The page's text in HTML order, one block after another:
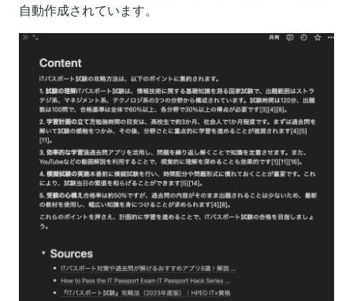
自動作成されています。